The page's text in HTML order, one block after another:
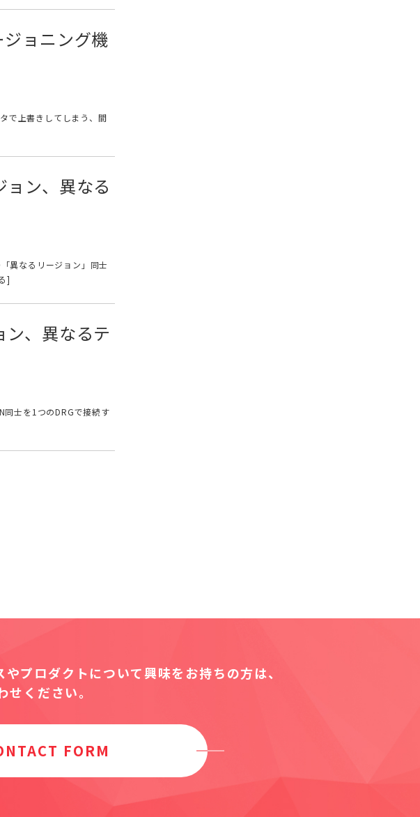
ョニング機
で上書きしてしまう、間
ョン、異なる
異なるリージョン」同士
]
ン、異なるテ
同士を1つのDRGで接続す
プロダクトについて興味をお持ちの方は、
せください。
FORM